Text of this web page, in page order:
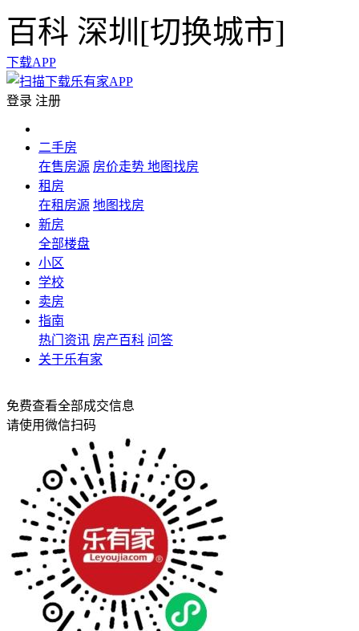
百科 深圳[切换城市]
下载APP
登录 注册
二手房
在售房源 房价走势 地图找房
租房
在租房源 地图找房
新房
全部楼盘
小区
学校
卖房
指南
热门资讯 房产百科 问答
关于乐有家
免费查看全部成交信息
请使用微信扫码